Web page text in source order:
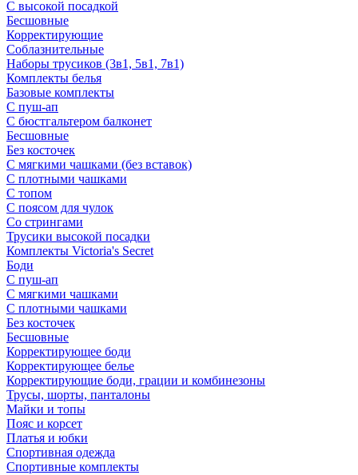
С высокой посадкой
Бесшовные
Корректирующие
Соблазнительные
Наборы трусиков (3в1, 5в1, 7в1)
Комплекты белья
Базовые комплекты
С пуш-ап
С бюстгальтером балконет
Бесшовные
Без косточек
С мягкими чашками (без вставок)
С плотными чашками
С топом
С поясом для чулок
Со стрингами
Трусики высокой посадки
Комплекты Victoria's Secret
Боди
С пуш-ап
С мягкими чашками
С плотными чашками
Без косточек
Бесшовные
Корректирующее боди
Корректирующее белье
Корректирующие боди, грации и комбинезоны
Трусы, шорты, панталоны
Майки и топы
Пояс и корсет
Платья и юбки
Спортивная одежда
Спортивные комплекты